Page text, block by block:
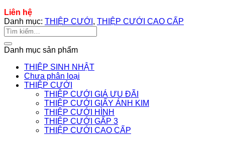
Liên hệ
Danh mục: THIỆP CƯỚI , THIỆP CƯỚI CAO CẤP
Tìm
kiếm:
Danh mục sản phẩm
THIỆP SINH NHẬT
Chưa phân loại
THIỆP CƯỚI
THIỆP CƯỚI GIÁ ƯU ĐÃI
THIỆP CƯỚI GIẤY ÁNH KIM
THIỆP CƯỚI HÌNH
THIỆP CƯỚI GẤP 3
THIỆP CƯỚI CAO CẤP